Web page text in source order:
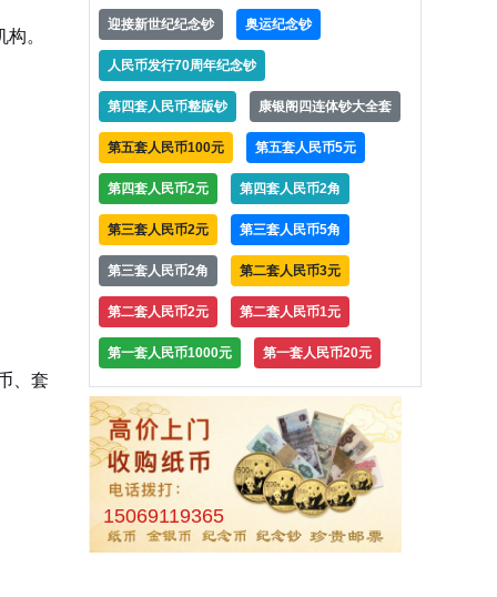
。
、套
迎接新世纪纪念钞 奥运纪念钞
人民币发行70周年纪念钞
第四套人民币整版钞 康银阁四连体钞大全套
第五套人民币100元 第五套人民币5元
第四套人民币2元 第四套人民币2角
第三套人民币2元 第三套人民币5角
第三套人民币2角 第二套人民币3元
第二套人民币2元 第二套人民币1元
第一套人民币1000元 第一套人民币20元
15069119365